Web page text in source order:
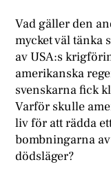
Vad gäller den
mycket väl tänka
av USA:s
amerikanska
svenskarna fick
Varför skulle
liv för att rädda
bombningarna
dödsläger?